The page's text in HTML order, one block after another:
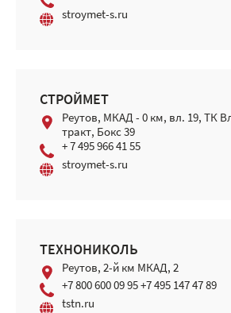
stroymet-s.ru
СТРОЙМЕТ
Реутов, МКАД - 0 км, вл. 19, ТК
тракт, Бокс 39
+ 7 495 966 41 55
stroymet-s.ru
ТЕХНОНИКОЛЬ
Реутов, 2-й км МКАД, 2
+7 800 600 09 95 +7 495 147 47 89
tstn.ru